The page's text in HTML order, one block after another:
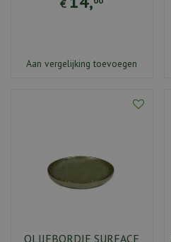
€
Aan vergelijking toevoegen
OLIJFBORDJE SURFACE